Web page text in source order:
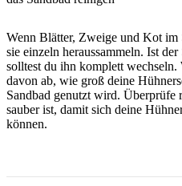
Wenn Blätter, Zweige und Kot im
sie einzeln heraussammeln. Ist
solltest du ihn komplett
davon ab, wie groß deine
Sandbad genutzt wird. Überprüfe
sauber ist, damit sich deine
können.